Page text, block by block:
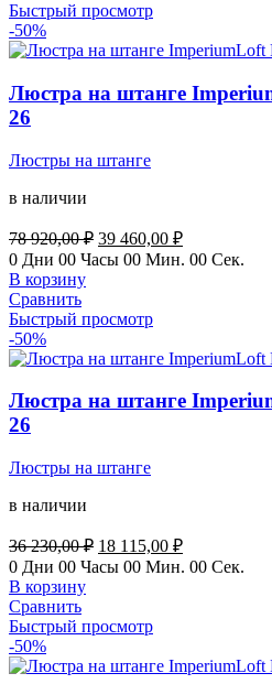
580,00 ₽.
Быстрый просмотр
-50%
Люстра на штанге
26
Люстры на штанге
в наличии
78 920,00₽ Первоначальная
цена
920,00 ₽.
39 460,00 ₽Текущая
цена:
0 Дни 00 Часы 00 Мин. 00 Сек.
В корзину
Сравнить
Быстрый просмотр
-50%
Люстра на штанге
26
Люстры на штанге
в наличии
36 230,00₽ Первоначальная
цена
230,00 ₽.
18 115,00 ₽Текущая
цена:
0 Дни 00 Часы 00 Мин. 00 Сек.
В корзину
Сравнить
Быстрый просмотр
-50%